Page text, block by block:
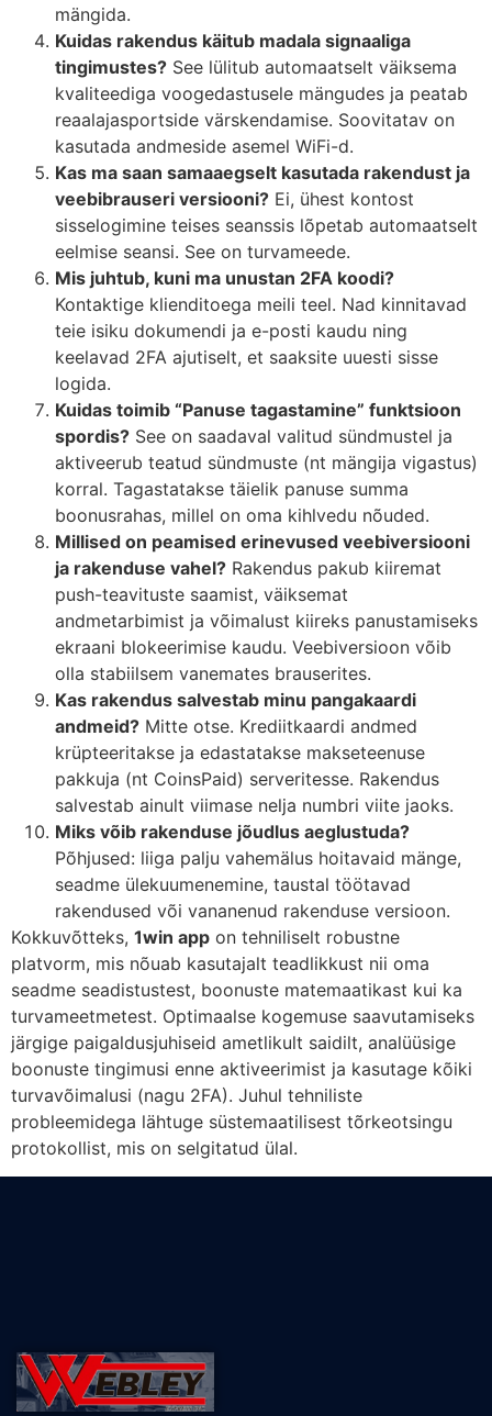
mängida.
Kuidas rakendus käitub madala signaaliga
tingimustes? See lülitub automaatselt väiksema
kvaliteediga voogedastusele mängudes ja peatab
reaalajasportside värskendamise. Soovitatav on
kasutada andmeside asemel WiFi-d.
Kas ma saan samaaegselt kasutada rakendust ja
veebibrauseri versiooni? Ei, ühest kontost
sisselogimine teises seanssis lõpetab automaatselt
eelmise seansi. See on turvameede.
Mis juhtub, kuni ma unustan 2FA koodi?
Kontaktige klienditoega meili teel. Nad kinnitavad
teie isiku dokumendi ja e-posti kaudu ning
keelavad 2FA ajutiselt, et saaksite uuesti sisse
logida.
Kuidas toimib “Panuse tagastamine” funktsioon
spordis? See on saadaval valitud sündmustel ja
aktiveerub teatud sündmuste (nt mängija vigastus)
korral. Tagastatakse täielik panuse summa
boonusrahas, millel on oma kihlvedu nõuded.
Millised on peamised erinevused veebiversiooni
ja rakenduse vahel? Rakendus pakub kiiremat
push-teavituste saamist, väiksemat
andmetarbimist ja võimalust kiireks panustamiseks
ekraani blokeerimise kaudu. Veebiversioon võib
olla stabiilsem vanemates brauserites.
Kas rakendus salvestab minu pangakaardi
andmeid? Mitte otse. Krediitkaardi andmed
krüpteeritakse ja edastatakse makseteenuse
pakkuja (nt CoinsPaid) serveritesse. Rakendus
salvestab ainult viimase nelja numbri viite jaoks.
Miks võib rakenduse jõudlus aeglustuda?
Põhjused: liiga palju vahemälus hoitavaid mänge,
seadme ülekuumenemine, taustal töötavad
rakendused või vananenud rakenduse versioon.
Kokkuvõtteks, 1win app on tehniliselt robustne
platvorm, mis nõuab kasutajalt teadlikkust nii oma
seadme seadistustest, boonuste matemaatikast kui ka
turvameetmetest. Optimaalse kogemuse saavutamiseks
järgige paigaldusjuhiseid ametlikult saidilt, analüüsige
boonuste tingimusi enne aktiveerimist ja kasutage kõiki
turvavõimalusi (nagu 2FA). Juhul tehniliste
probleemidega lähtuge süstemaatilisest tõrkeotsingu
protokollist, mis on selgitatud ülal.